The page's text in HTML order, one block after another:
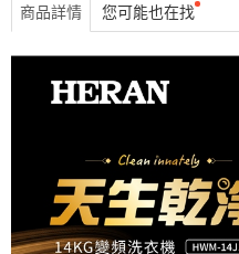
商品詳情 您可能也在找